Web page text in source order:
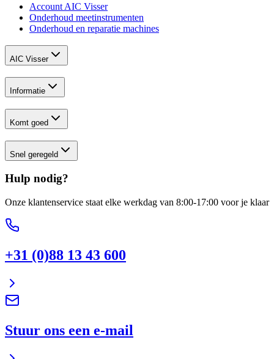
Account AIC Visser
Onderhoud meetinstrumenten
Onderhoud en reparatie machines
AIC Visser
Informatie
Komt goed
Snel geregeld
Hulp nodig?
Onze klantenservice staat elke werkdag van 8:00-17:00 voor je klaar
+31 (0)88 13 43 600
Stuur ons een e-mail